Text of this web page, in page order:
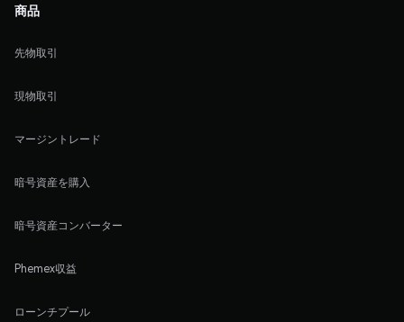
商品
先物取引
現物取引
マージントレード
暗号資産を購入
暗号資産コンバーター
Phemex収益
ローンチプール